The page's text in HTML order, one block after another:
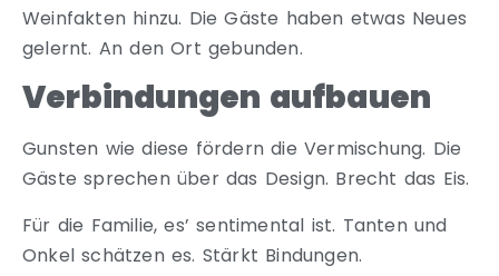
Weinfakten hinzu. Die Gäste haben etwas Neues
gelernt. An den Ort gebunden.
Verbindungen aufbauen
Gunsten wie diese fördern die Vermischung. Die
Gäste sprechen über das Design. Brecht das Eis.
Für die Familie, es’ sentimental ist. Tanten und
Onkel schätzen es. Stärkt Bindungen.